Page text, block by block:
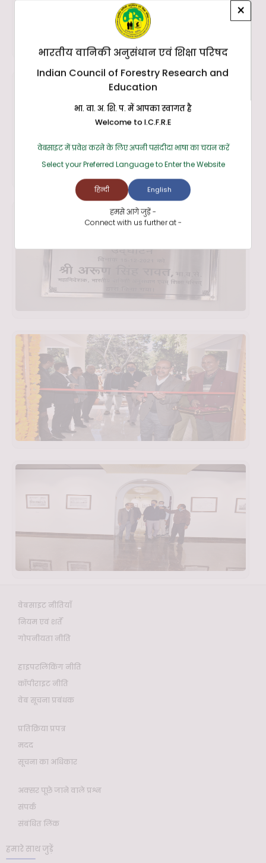
वेबसाइट नीतियाँ
नियम एवं शर्तें
गोपनीयता नीति
हाइपरलिंकिंग नीति
कॉपीराइट नीति
वेब सूचना प्रबंधक
प्रतिक्रिया प्रपत्र
मदद
सूचना का अधिकार
अक्सर पूछे जाने वाले प्रश्न
संपर्क
संबंधित लिंक
हमारे साथ जुड़ें
×
भारतीय वानिकी अनुसंधान एवं शिक्षा परिषद
Indian Council of Forestry Research and
Education
भा. वा. अ. शि. प. में आपका स्वागत है
Welcome to I.C.F.R.E
वेबसाइट में प्रवेश करने के लिए अपनी पसंदीदा भाषा का चयन करें
Select your Preferred Language to Enter the Website
हिन्दी English
हमसे आगे जुड़ें -
Connect with us further at -